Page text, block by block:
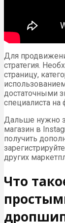
Для
стратегия.
страницу,
достаточными
специалиста на
Дальше нужно
магазин в
получить
других
Что